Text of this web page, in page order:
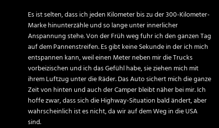
Es ist selten, dass ich jeden Kilometer bis zu der 300-Kilometer-
Marke hinunterzähle und so lange unter innerlicher
Anspannung stehe. Von der Früh weg fuhr ich den ganzen Tag
auf dem Pannenstreifen. Es gibt keine Sekunde in der ich mich
entspannen kann, weil einen Meter neben mir die Trucks
vorbeizischen und ich das Gefühl habe, sie ziehen mich mit
ihrem Luftzug unter die Räder. Das Auto sichert mich die ganze
Zeit von hinten und auch der Camper bleibt näher bei mir. Ich
hoffe zwar, dass sich die Highway-Situation bald ändert, aber
wahrscheinlich ist es nicht, da wir auf dem Weg in die USA
sind.